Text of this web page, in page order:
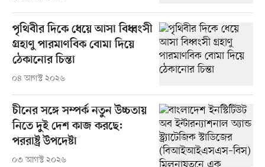
পৃথিবীর দিকে ধেয়ে আসা বিধ্বংসী
গ্রহাণু পারমাণবিক বোমা দিয়ে
ঠেকানোর চিন্তা
০৪ আগস্ট ২০২৬
চীনের সঙ্গে সম্পর্ক নতুন উচ্চতায়
নিতে দুই দেশ কাজ করছে:
পররাষ্ট্র উপদেষ্টা
০৩ আগস্ট ২০২৬